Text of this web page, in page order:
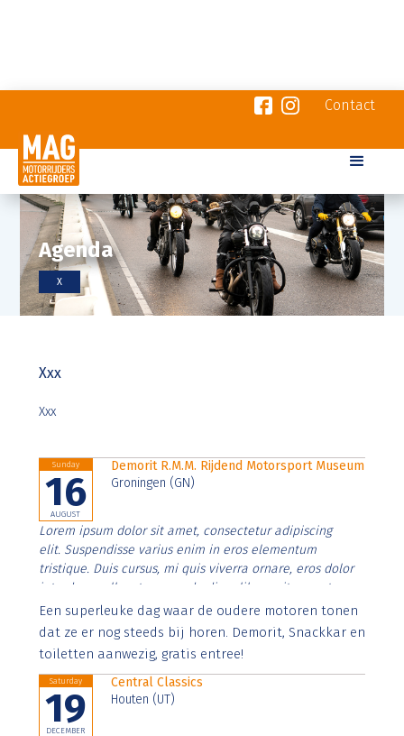
Contact
Agenda
X
Xxx
Xxx
Sunday
16
AUGUST
Demorit R.M.M. Rijdend Motorsport Museum
Groningen (GN)
Lorem ipsum dolor sit amet, consectetur adipiscing
elit. Suspendisse varius enim in eros elementum
tristique. Duis cursus, mi quis viverra ornare, eros dolor
interdum nulla, ut commodo diam libero vitae erat.
Aenean faucibus nibh et justo cursus id rutrum lorem
imperdiet. Nunc ut sem vitae risus tristique posuere.
Een superleuke dag waar de oudere motoren tonen
dat ze er nog steeds bij horen. Demorit, Snackkar en
toiletten aanwezig, gratis entree!
Saturday
19
DECEMBER
Central Classics
Houten (UT)